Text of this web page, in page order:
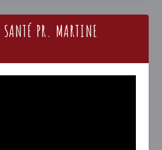
PR. MARTINE